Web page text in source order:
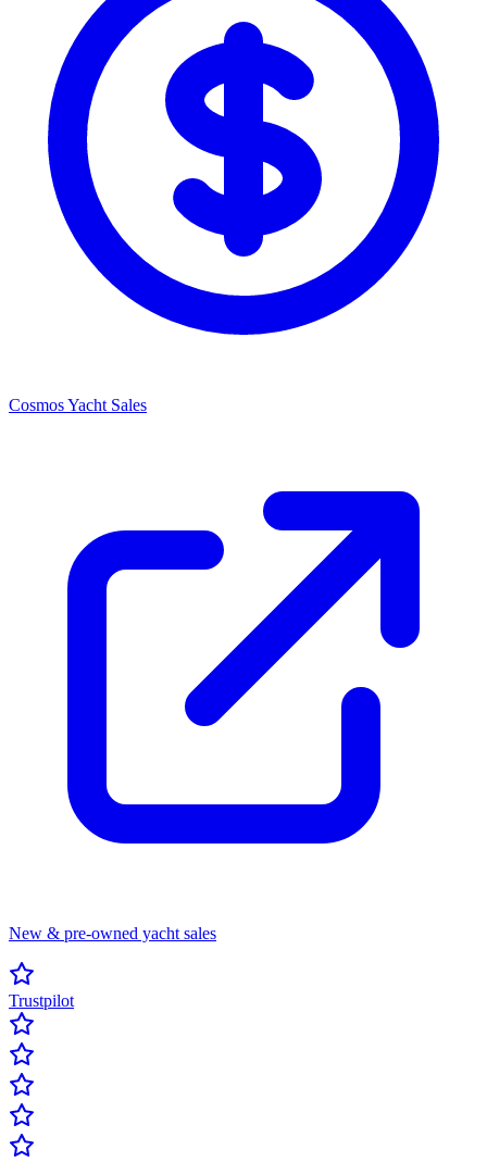
Cosmos Yacht Sales
New & pre-owned yacht sales
Trustpilot